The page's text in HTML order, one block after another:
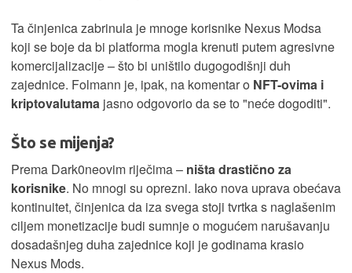
Ta činjenica zabrinula je mnoge korisnike Nexus Modsa
koji se boje da bi platforma mogla krenuti putem agresivne
komercijalizacije – što bi uništilo dugogodišnji duh
zajednice. Folmann je, ipak, na komentar o NFT-ovima i
kriptovalutama jasno odgovorio da se to "neće dogoditi".
Što se mijenja?
Prema Dark0neovim riječima – ništa drastično za
korisnike. No mnogi su oprezni. Iako nova uprava obećava
kontinuitet, činjenica da iza svega stoji tvrtka s naglašenim
ciljem monetizacije budi sumnje o mogućem narušavanju
dosadašnjeg duha zajednice koji je godinama krasio
Nexus Mods.